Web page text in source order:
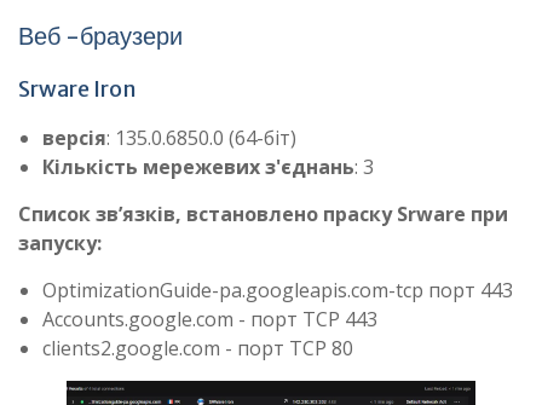
Веб -браузери
Srware Iron
версія: 135.0.6850.0 (64-біт)
Кількість мережевих з'єднань: 3
Список зв’язків, встановлено праску Srware при
запуску:
OptimizationGuide-pa.googleapis.com-tcp порт 443
Accounts.google.com - порт TCP 443
clients2.google.com - порт TCP 80